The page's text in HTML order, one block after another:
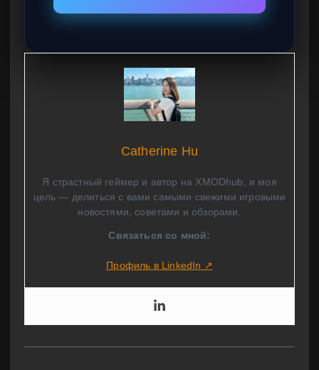
Catherine Hu
Я страстный геймер и автор на XMODhub, и моя
цель — делиться с вами самыми свежими игровыми
новостями, советами и обзорами.
Связаться со мной:
Профиль в LinkedIn ↗